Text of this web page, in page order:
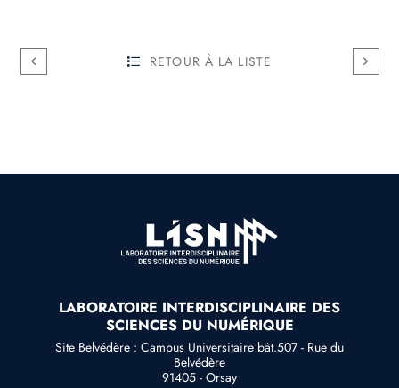
RETOUR À LA LISTE
LABORATOIRE INTERDISCIPLINAIRE DES
SCIENCES DU NUMÉRIQUE
Site Belvédère : Campus Universitaire bât.507 - Rue du
Belvédère
91405 - Orsay